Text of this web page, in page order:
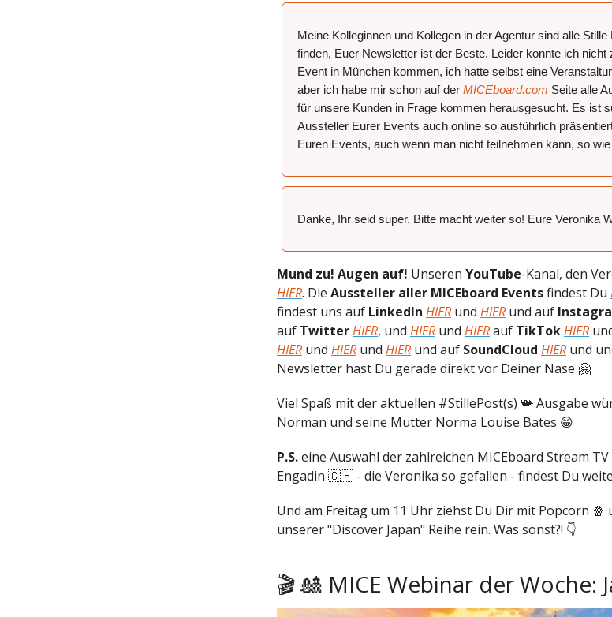
Meine Kolleginnen und Kollegen in der Agentur sind alle
finden, Euer Newsletter ist der Beste. Leider konnte ich
Event in München kommen, ich hatte selbst eine
aber ich habe mir schon auf der MICEboard.com Seite alle
für unsere Kunden in Frage kommen herausgesucht. Es ist
Aussteller Eurer Events auch online so ausführlich
Euren Events, auch wenn man nicht teilnehmen kann, so
Danke, Ihr seid super. Bitte macht weiter so! Eure Veronika
Mund zu! Augen auf! Unseren YouTube-Kanal, den
HIER. Die Aussteller aller MICEboard Eventsfindest Du
findest uns auf LinkedIn HIER und HIER und auf
auf TwitterHIER, und HIER und HIERauf TikTokHIER
HIER und HIER und HIER und auf SoundCloud HIER und
Newsletter hast Du gerade direkt vor Deiner Nase 🤗
Viel Spaß mit der aktuellen #StillePost(s) 📯 Ausgabe
Norman und seine Mutter Norma Louise Bates 😁
P.S.eine Auswahl der zahlreichen MICEboard Stream
Engadin 🇨🇭 - die Veronika so gefallen - findest Du
Und am Freitag um 11 Uhr ziehst Du Dir mit Popcorn 🍿
unserer "Discover Japan" Reihe rein. Was sonst?! 👇
🎬 🎎 MICE Webinar der Woche: